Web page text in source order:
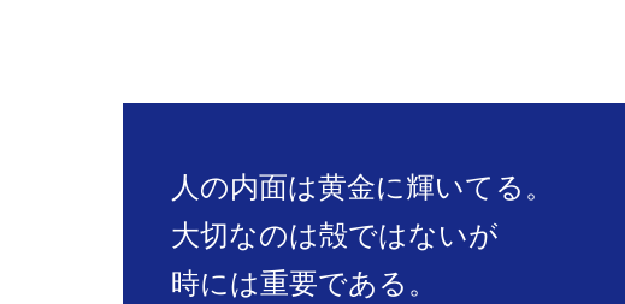
人の内面は黄金に輝いてる。
大切なのは殻ではないが
時には重要である。